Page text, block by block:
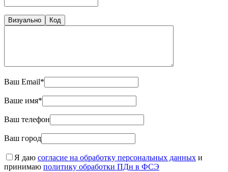
Визуально Код
Ваш Email*
Ваше имя*
Ваш телефон
Ваш город
Я даю согласие на обработку персональных данных и
принимаю политику обработки ПДн в ФСЭ